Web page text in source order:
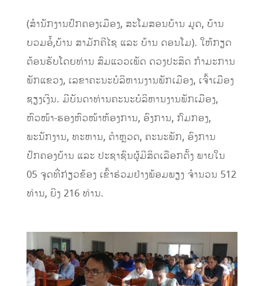
(ສຳນັກງານປົກຄອງເມືອງ, ສະໂມສອນບ້ານ ມູດ, ບ້ານ
ບວມອໍ້,ບ້ານ ສາມັກຄີໄຊ ແລະ ບ້ານ ດອນໂມ). ໃຫ້ກຽດ
ຕ້ອນຮັບໂດຍທ່ານ ສົມແວວເພັດ ດວງປະສິດ ກຳມະການ
ພັກແຂວງ, ເລຂາຄະນະບໍລິຫານງານພັກເມືອງ, ເຈົ້າເມືອງ
ຊຽງເງິນ. ມີບັນດາທ່ານຄະນະບໍລິຫານງານພັກເມືອງ,
ຫົວໜ້າ-ຮອງຫົວໜ້າຫ້ອງການ, ອົງການ, ກົມກອງ,
ພະນັກງານ, ທະຫານ, ຕຳຫຼວດ, ຄະນະພັກ, ອົງການ
ປົກຄອງບ້ານ ແລະ ປະຊາຊົນຜູ້ມີສິດເລືອກຕັ້ງ ພາຍໃນ
05 ຈຸດທີ່ກ່ຽວຂ້ອງ ເຂົ້າຮ່ວມຢ່າງພ້ອມພຽງ ຈໍານວນ 512
ທ່ານ, ຍິງ 216 ທ່ານ.